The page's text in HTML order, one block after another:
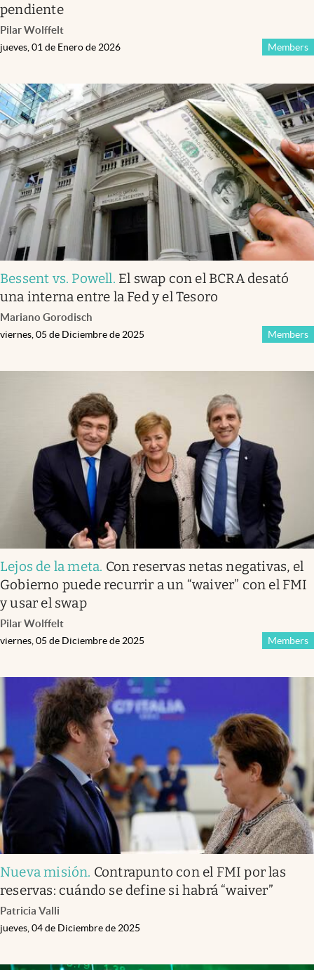
pendiente
Pilar Wolffelt
Members
jueves, 01 de Enero de 2026
Bessent vs. Powell. El swap con el BCRA desató
una interna entre la Fed y el Tesoro
Mariano Gorodisch
Members
viernes, 05 de Diciembre de 2025
Lejos de la meta. Con reservas netas negativas, el
Gobierno puede recurrir a un “waiver” con el FMI
y usar el swap
Pilar Wolffelt
Members
viernes, 05 de Diciembre de 2025
Nueva misión. Contrapunto con el FMI por las
reservas: cuándo se define si habrá “waiver”
Patricia Valli
jueves, 04 de Diciembre de 2025